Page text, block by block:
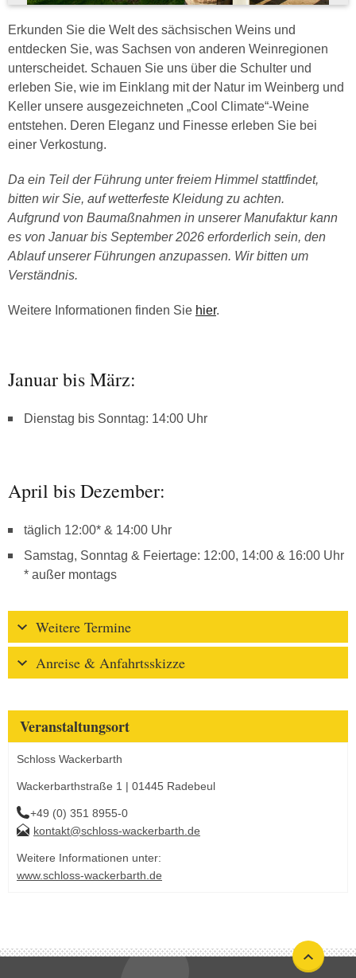
Erkunden Sie die Welt des sächsischen Weins und
entdecken Sie, was Sachsen von anderen Weinregionen
unterscheidet. Schauen Sie uns über die Schulter und
erleben Sie, wie im Einklang mit der Natur im Weinberg und
Keller unsere ausgezeichneten „Cool Climate“-Weine
entstehen. Deren Eleganz und Finesse erleben Sie bei
einer Verkostung.
Da ein Teil der Führung unter freiem Himmel stattfindet,
bitten wir Sie, auf wetterfeste Kleidung zu achten.
Aufgrund von Baumaßnahmen in unserer Manufaktur kann
es von Januar bis September 2026 erforderlich sein, den
Ablauf unserer Führungen anzupassen. Wir bitten um
Verständnis.
Weitere Informationen finden Sie hier.
Januar bis März:
Dienstag bis Sonntag: 14:00 Uhr
April bis Dezember:
täglich 12:00* & 14:00 Uhr
Samstag, Sonntag & Feiertage: 12:00, 14:00 & 16:00 Uhr
* außer montags
Weitere Termine
Anreise & Anfahrtsskizze
Veranstaltungsort
Schloss Wackerbarth
Wackerbarthstraße 1 | 01445 Radebeul
+49 (0) 351 8955-0
kontakt@schloss-wackerbarth.de
Weitere Informationen unter:
www.schloss-wackerbarth.de